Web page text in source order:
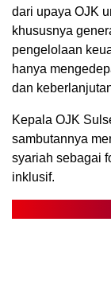
dari upaya OJK
khususnya
pengelolaan
hanya
dan
Kepala OJK
sambutannya
syariah sebagai
inklusif.